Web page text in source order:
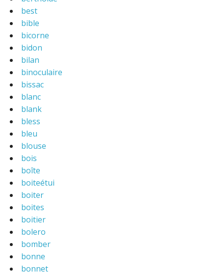
best
bible
bicorne
bidon
bilan
binoculaire
bissac
blanc
blank
bless
bleu
blouse
bois
boîte
boiteétui
boiter
boites
boitier
bolero
bomber
bonne
bonnet